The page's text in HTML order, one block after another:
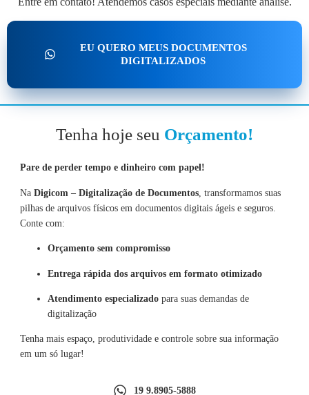
EU QUERO MEUS DOCUMENTOS
DIGITALIZADOS
Tenha hoje seu Orçamento!
Pare de perder tempo e dinheiro com papel!
Na Digicom – Digitalização de Documentos, transformamos suas
pilhas de arquivos físicos em documentos digitais ágeis e seguros.
Conte com:
Orçamento sem compromisso
Entrega rápida dos arquivos em formato otimizado
Atendimento especializadopara suas demandas de
digitalização
Tenha mais espaço, produtividade e controle sobre sua informação
em um só lugar!
19 9.8905-5888